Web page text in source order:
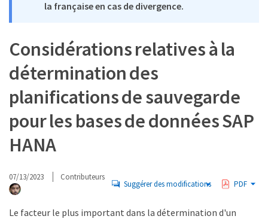
la française en cas de divergence.
Considérations relatives à la
détermination des
planifications de sauvegarde
pour les bases de données SAP
HANA
07/13/2023 Contributeurs
Suggérer des modifications PDF
Le facteur le plus important dans la détermination d'un